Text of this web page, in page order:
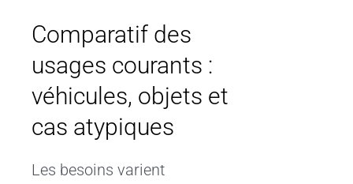
Comparatif des
usages courants :
véhicules, objets et
cas atypiques
Les besoins varient